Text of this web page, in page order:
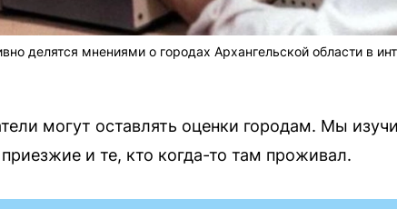
делятся мнениями о городах Архангельской области в
могут оставлять оценки городам. Мы
и те, кто когда-то там проживал.